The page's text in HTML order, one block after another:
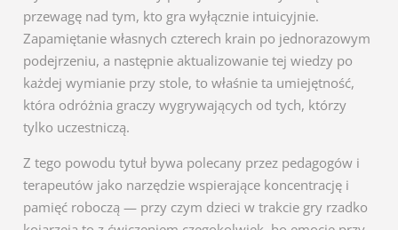
przewagę nad tym, kto gra wyłącznie intuicyjnie.
Zapamiętanie własnych czterech krain po jednorazowym
podejrzeniu, a następnie aktualizowanie tej wiedzy po
każdej wymianie przy stole, to właśnie ta umiejętność,
która odróżnia graczy wygrywających od tych, którzy
tylko uczestniczą.
Z tego powodu tytuł bywa polecany przez pedagogów i
terapeutów jako narzędzie wspierające koncentrację i
pamięć roboczą — przy czym dzieci w trakcie gry rzadko